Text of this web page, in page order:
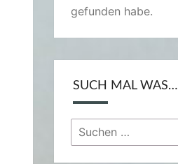
gefunden habe.
SUCH MAL WAS…
Suchen
nach: